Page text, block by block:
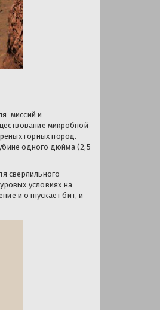
миссий и
микробной
горных пород.
одного дюйма (2,5
сверлильного
условиях на
и отпускает бит, и